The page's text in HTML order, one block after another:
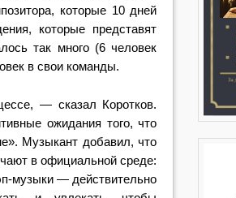
которые 10 дней
которые представят
так много (6 человек
в свои команды.
— сказал Коротков.
ожидания того, что
Музыкант добавил, что
в официальной среде:
музыки — действительно